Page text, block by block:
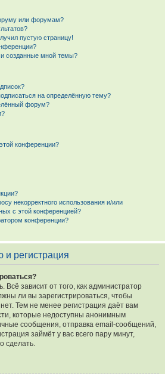
или форумам?
пустую страницу!
созданные мной темы?
на определённую тему?
форум?
конференции?
некорректного использования и/или
с этой конференцией?
конференции?
регистрация
Всё зависит от того, как администратор
ли вы зарегистрироваться, чтобы
Тем не менее регистрация даёт вам
которые недоступны анонимным
сообщения, отправка email-сообщений,
займёт у вас всего пару минут,
сделать.